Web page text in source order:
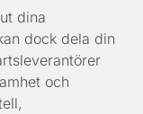
dina
dock dela din
och